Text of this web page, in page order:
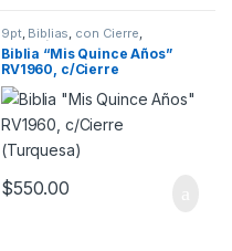
9pt, Biblias, con Cierre,
Imitación Piel, Migración
Quinceaños ,Reina Valera 1960
Tamaño Manual,Turquesa
Biblia “Mis Quince Años”
RV1960, c/Cierre
(Turquesa)
$550.00